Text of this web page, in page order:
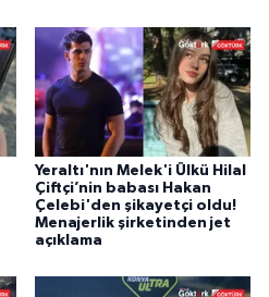
Yeraltı'nın Melek'i Ülkü Hilal
Çiftçi’nin babası Hakan
Çelebi'den şikayetçi oldu!
Menajerlik şirketinden jet
açıklama